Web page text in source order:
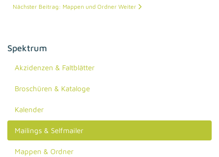
Nächster Beitrag: Mappen und Ordner Weiter
Spektrum
Akzidenzen & Faltblätter
Broschüren & Kataloge
Kalender
Mailings & Selfmailer
Mappen & Ordner